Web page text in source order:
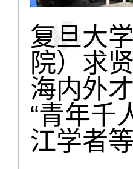
复旦大
院）求
海内外
“青年千
江学者